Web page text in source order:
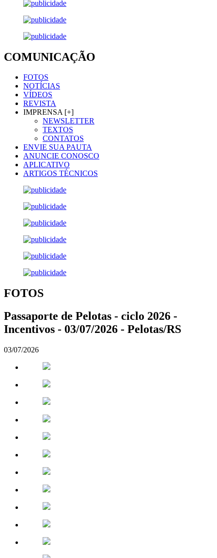
COMUNICAÇÃO
FOTOS
NOTÍCIAS
VÍDEOS
REVISTA
IMPRENSA [+]
NEWSLETTER
TEXTOS
CONTATOS
ENVIE SUA PAUTA
ANUNCIE CONOSCO
APLICATIVO
ARTIGOS TÉCNICOS
FOTOS
Passaporte de Pelotas - ciclo 2026 -
Incentivos - 03/07/2026 - Pelotas/RS
03/07/2026